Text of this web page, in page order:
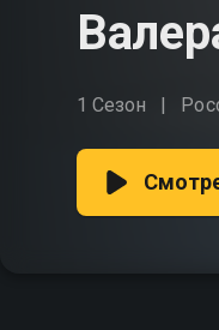
1 Сезон